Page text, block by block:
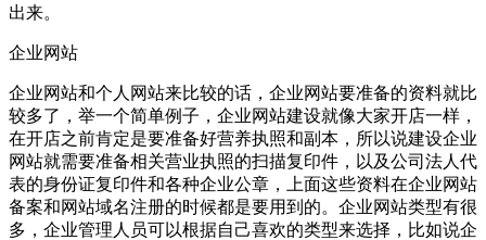
出来。
企业网站
企业网站和个人网站来比较的话，企业网站要准备的资料就比
较多了，举一个简单例子，企业网站建设就像大家开店一样，
在开店之前肯定是要准备好营养执照和副本，所以说建设企业
网站就需要准备相关营业执照的扫描复印件，以及公司法人代
表的身份证复印件和各种企业公章，上面这些资料在企业网站
备案和网站域名注册的时候都是要用到的。企业网站类型有很
多，企业管理人员可以根据自己喜欢的类型来选择，比如说企